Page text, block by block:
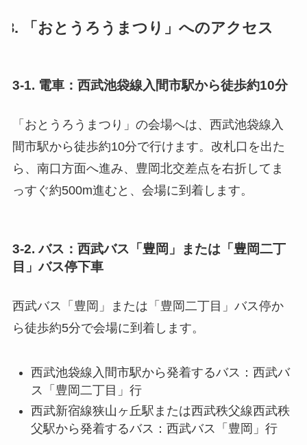
3. 「おとうろうまつり」へのアクセス
3-1. 電車：西武池袋線入間市駅から徒歩約10分
「おとうろうまつり」の会場へは、西武池袋線入
間市駅から徒歩約10分で行けます。改札口を出た
ら、南口方面へ進み、豊岡北交差点を右折してま
っすぐ約500m進むと、会場に到着します。
3-2. バス：西武バス「豊岡」または「豊岡二丁
目」バス停下車
西武バス「豊岡」または「豊岡二丁目」バス停か
ら徒歩約5分で会場に到着します。
西武池袋線入間市駅から発着するバス：西武バ
ス「豊岡二丁目」行
西武新宿線狭山ヶ丘駅または西武秩父線西武秩
父駅から発着するバス：西武バス「豊岡」行